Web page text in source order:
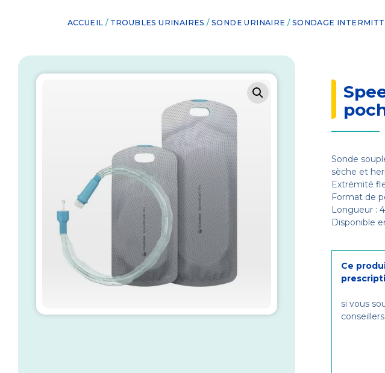
ACCUEIL / TROUBLES URINAIRES / SONDE URINAIRE / SONDAGE
Sonde
sèche et
Extrémité
Format de
Longueur :
Disponible
Ce
si vous